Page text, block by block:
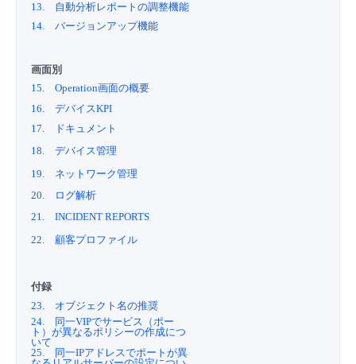
13. 自動分析レポートの調整機能
14. バージョンアップ機能
画面別
15. Operation画面の概要
16. デバイスKPI
17. ドキュメント
18. デバイス管理
19. ネットワーク管理
20. ログ解析
21. INCIDENT REPORTS
22. 顧客プロファイル
付録
23. オブジェクト名の推奨
24. 同一VIPでサービス（ポー
ト）が異なるポリシーの作成につ
いて
25. 同一IPアドレスでポートが異